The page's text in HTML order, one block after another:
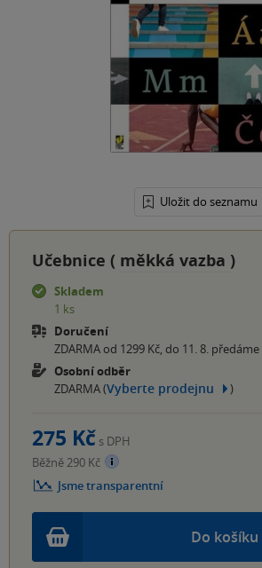
Uložit do seznamu
Učebnice ( měkká vazba )
Skladem
1 ks
Doručení
ZDARMA od 1299 Kč, do 11. 8.
Osobní odběr
ZDARMA (Vyberte prodejnu )
Do košíku
275 Kč s DPH
Běžně 290 Kč
Jsme transparentní